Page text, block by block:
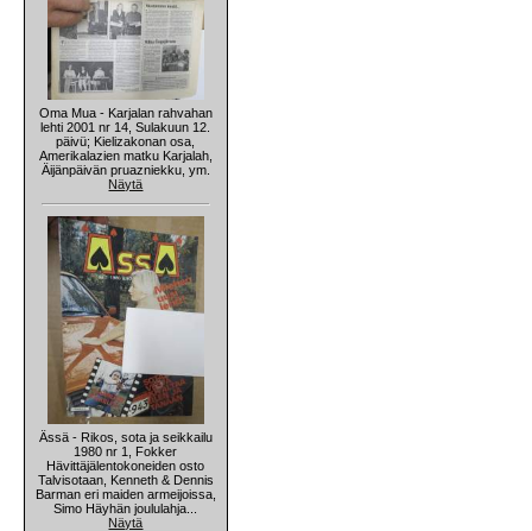
Oma Mua - Karjalan rahvahan
lehti 2001 nr 14, Sulakuun 12.
päivü; Kielizakonan osa,
Amerikalazien matku Karjalah,
Äijänpäivän pruazniekku, ym.
Näytä
Ässä - Rikos, sota ja seikkailu
1980 nr 1, Fokker
Hävittäjälentokoneiden osto
Talvisotaan, Kenneth & Dennis
Barman eri maiden armeijoissa,
Simo Häyhän joululahja...
Näytä